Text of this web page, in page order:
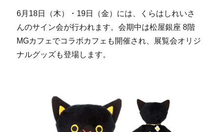
6月18日（木）・19日（金）には、くらはしれいさ
んのサイン会が行われます。会期中は松屋銀座 8階
MGカフェでコラボカフェも開催され、展覧会オリジ
ナルグッズも登場します。